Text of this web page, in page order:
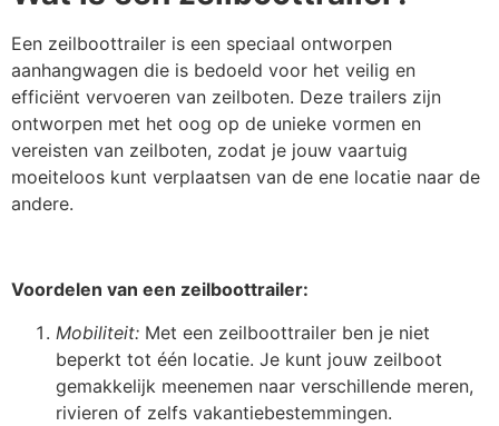
Een zeilboottrailer is een speciaal ontworpen
aanhangwagen die is bedoeld voor het veilig en
efficiënt vervoeren van zeilboten. Deze trailers zijn
ontworpen met het oog op de unieke vormen en
vereisten van zeilboten, zodat je jouw vaartuig
moeiteloos kunt verplaatsen van de ene locatie naar de
andere.
Voordelen van een zeilboottrailer:
Mobiliteit: Met een zeilboottrailer ben je niet
beperkt tot één locatie. Je kunt jouw zeilboot
gemakkelijk meenemen naar verschillende meren,
rivieren of zelfs vakantiebestemmingen.